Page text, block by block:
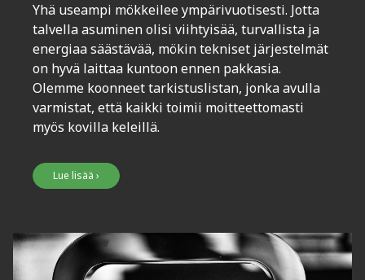
Yhä useampi mökkeilee ympärivuotisesti. Jotta
talvella asuminen olisi viihtyisää, turvallista ja
energiaa säästävää, mökin tekniset järjestelmät
on hyvä laittaa kuntoon ennen pakkasia.
Olemme koonneet tarkistuslistan, jonka avulla
varmistat, että kaikki toimii moitteettomasti
myös kovilla keleillä.
Lue lisää ›